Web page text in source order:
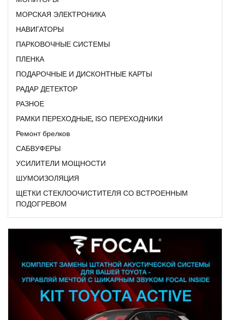
МОРСКАЯ ЭЛЕКТРОНИКА
НАВИГАТОРЫ
ПАРКОВОЧНЫЕ СИСТЕМЫ
ПЛЕНКА
ПОДАРОЧНЫЕ И ДИСКОНТНЫЕ КАРТЫ
РАДАР ДЕТЕКТОР
РАЗНОЕ
РАМКИ ПЕРЕХОДНЫЕ, ISO ПЕРЕХОДНИКИ
Ремонт брелков
САБВУФЕРЫ
УСИЛИТЕЛИ МОЩНОСТИ
ШУМОИЗОЛЯЦИЯ
ЩЕТКИ СТЕКЛООЧИСТИТЕЛЯ СО ВСТРОЕННЫМ
ПОДОГРЕВОМ